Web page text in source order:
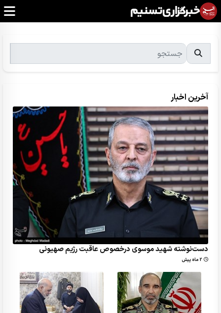
آخرین اخبار
دست‌نوشته شهید موسوی درخصوص عاقبت رژیم صهیونی
2 ماه پیش